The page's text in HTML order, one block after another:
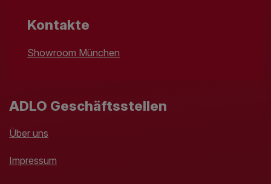
Kontakte
Showroom München
ADLO Geschäftsstellen
Über uns
Impressum